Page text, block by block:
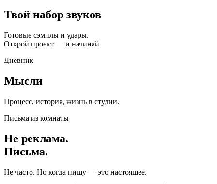
Твой набор звуков
Готовые сэмплы и удары.
Открой проект — и начинай.
Дневник
Мысли
Процесс, история, жизнь в студии.
Письма из комнаты
Не реклама.
Письма.
Не часто. Но когда пишу — это настоящее.